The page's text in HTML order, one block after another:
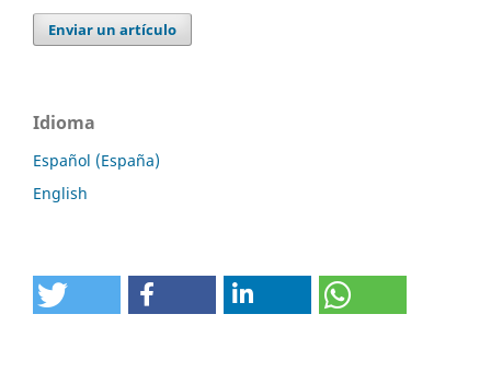
Enviar un artículo
Idioma
Español (España)
English